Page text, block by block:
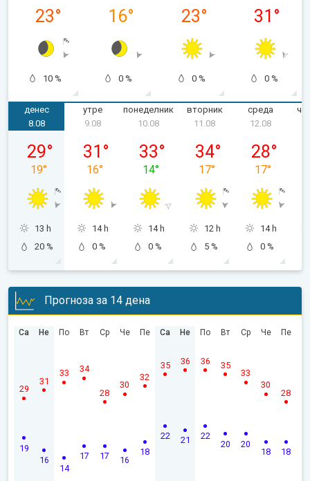
23°
10 %
16°
0 %
23°
0 %
31 °
0 %
денес
сабота, 08.08
8.08
29°
19°
13 h
20 %
утре
9.08
31 °
16°
14 h
0 %
понеделник
10.08
33°
14°
14 h
0 %
вторник
11.08
34°
17°
12 h
5 %
среда
12.08
28°
17°
14 h
0 %
Прогноза за 14 дена
Са
19
29
Не
16
31
По
14
33
Вт
17
34
Ср
17
28
Че
16
30
Пе
18
32
Са
22
35
Не
21
36
По
22
36
Вт
20
35
Ср
20
33
Че
18
30
Пе
18
28